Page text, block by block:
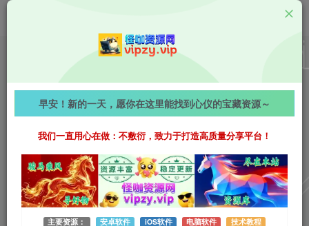
4K影视TV v1.0 内置线路版，全网影视内容免费在线点
播观看！
944字 阅读时长约5分钟 2026-05-12 更新
作者：怪咖
热度：46
0条评论 作者已发布3749篇文章
早安！新的一天，愿你在这里能找到心仪的宝藏资源～
我们一直用心在做：不敷衍，致力于打造高质量分享平台！
主要资源： 安卓软件 iOS软件 电脑软件
技术教程